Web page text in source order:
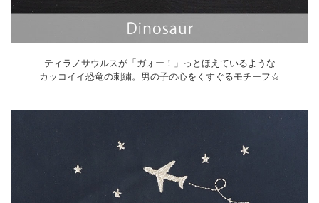
ティラノサウルスが「ガォー！」っとほえているような
カッコイイ恐竜の刺繍。男の子の心をくすぐるモチーフ☆